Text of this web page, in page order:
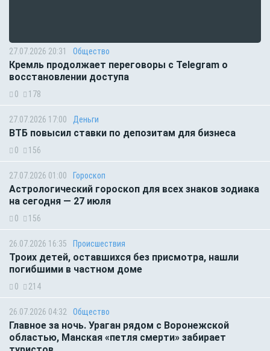
27.07.2026 20:31 Общество
Кремль продолжает переговоры с Telegram о
восстановлении доступа
0 178
27.07.2026 17:00 Деньги
ВТБ повысил ставки по депозитам для бизнеса
0 156
27.07.2026 01:00 Гороскоп
Астрологический гороскоп для всех знаков зодиака
на сегодня — 27 июля
0 156
26.07.2026 16:35 Происшествия
Троих детей, оставшихся без присмотра, нашли
погибшими в частном доме
0 214
26.07.2026 04:32 Общество
Главное за ночь. Ураган рядом с Воронежской
областью, Манская «петля смерти» забирает